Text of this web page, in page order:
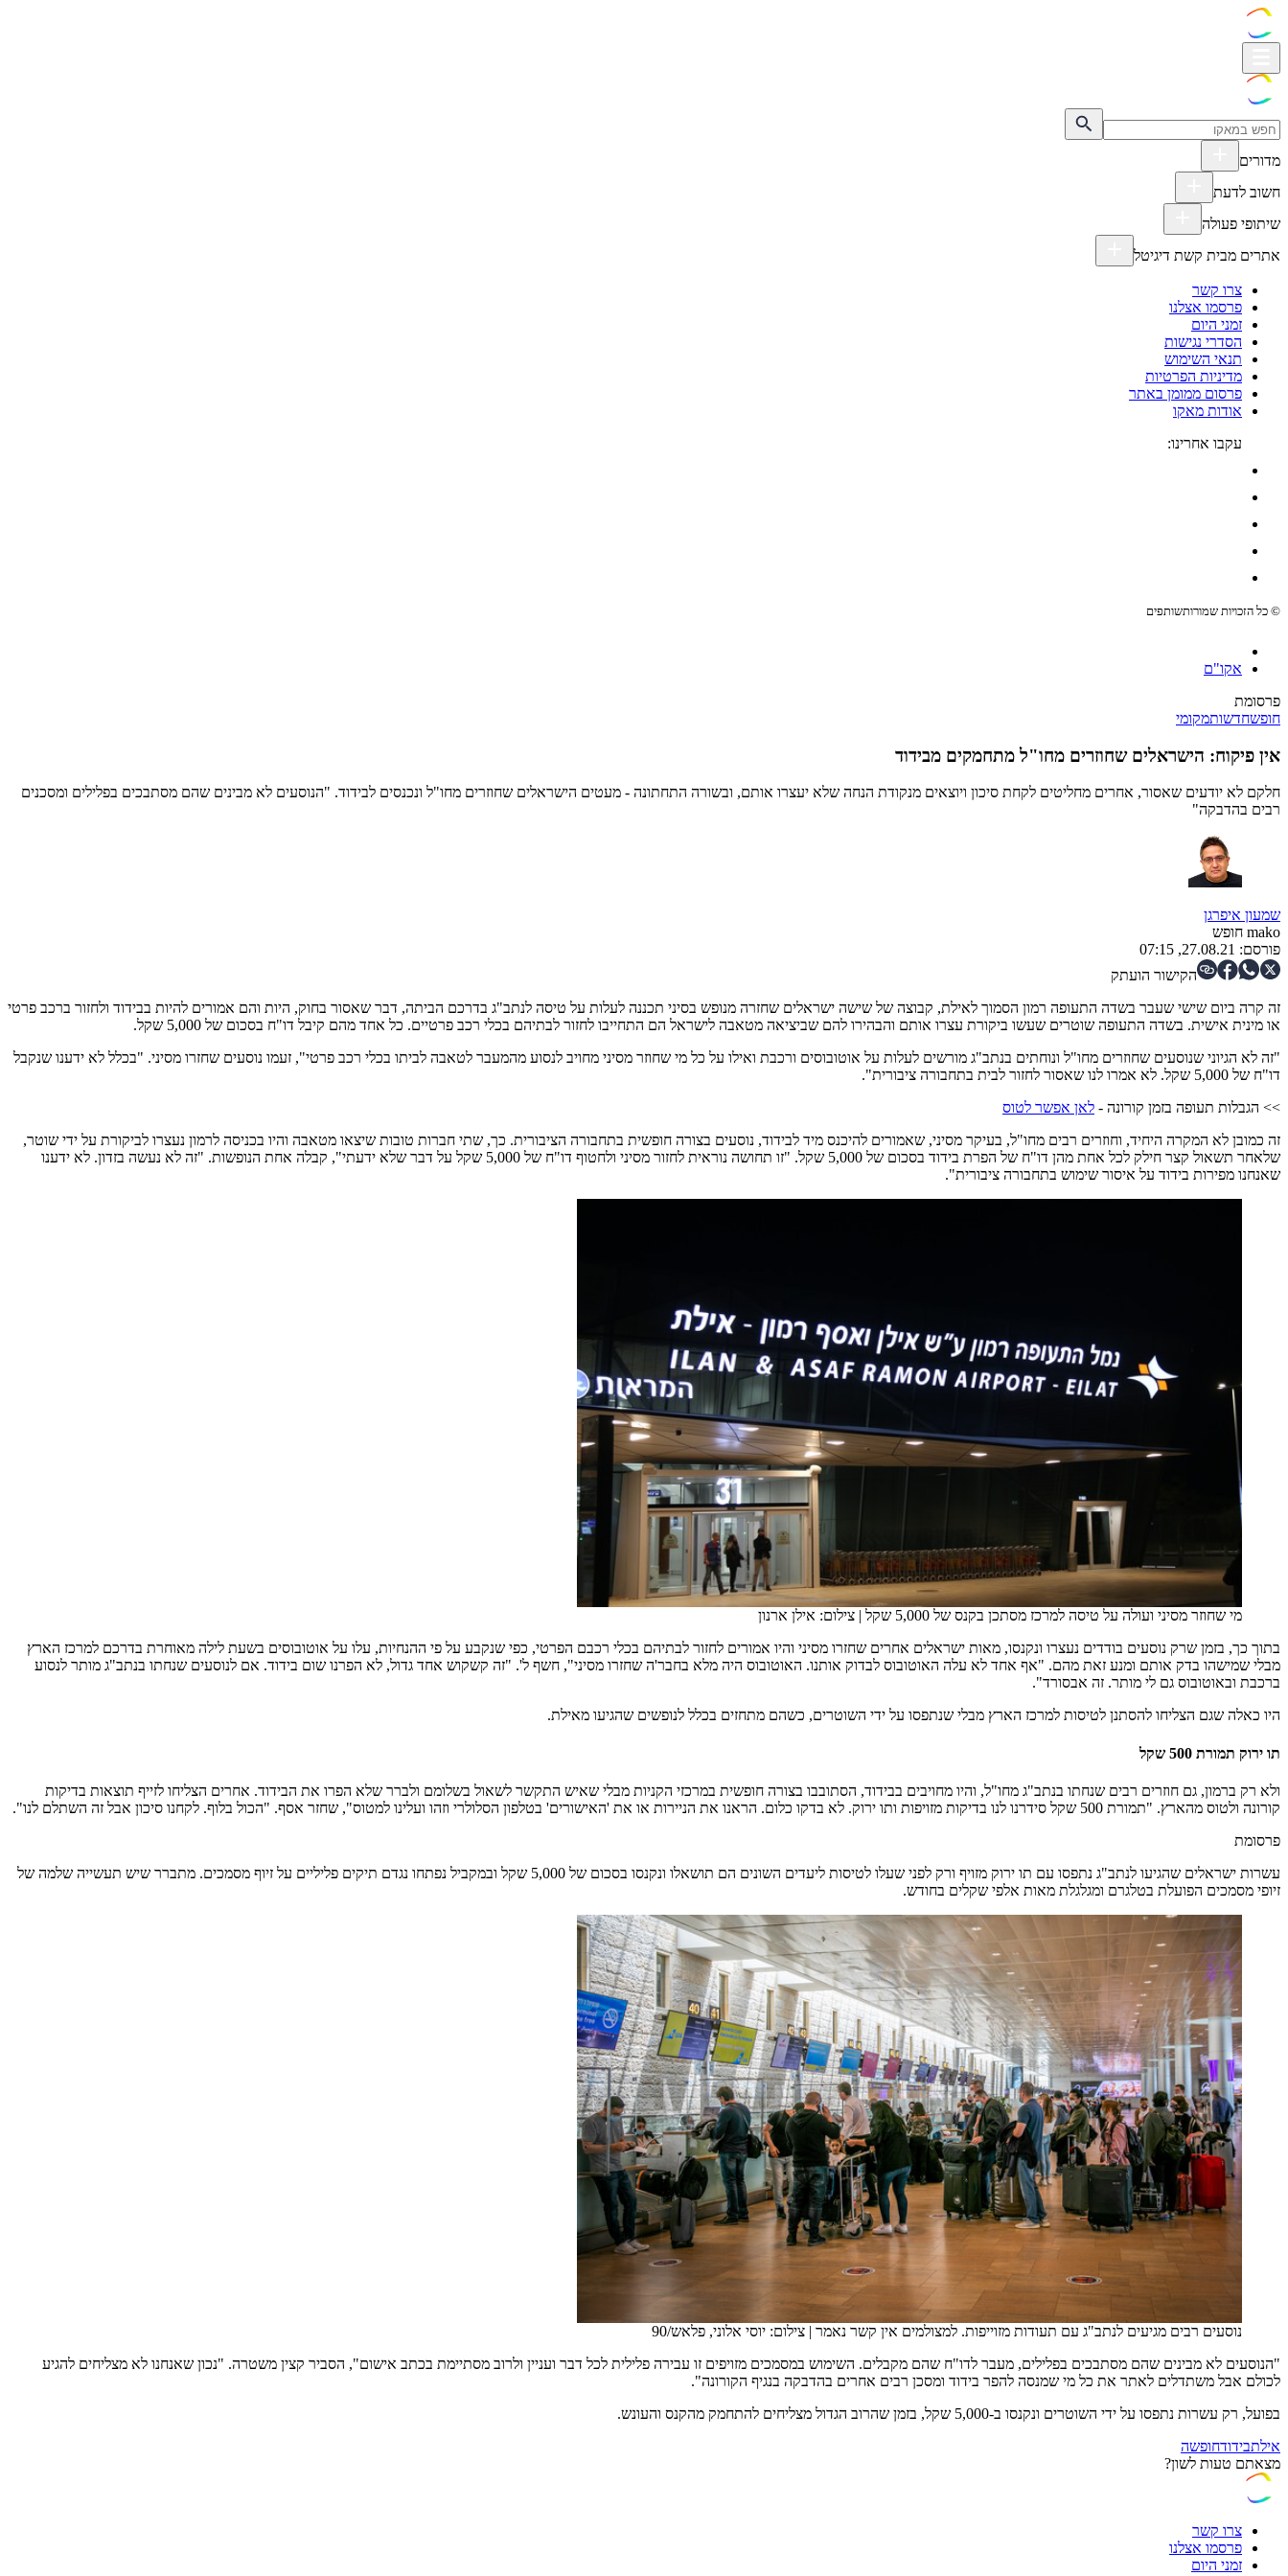
מדורים
חשוב לדעת
שיתופי פעולה
אתרים מבית קשת דיגיטל
צרו קשר
פרסמו אצלנו
זמני היום
הסדרי נגישות
תנאי השימוש
מדיניות הפרטיות
פרסום ממומן באתר
אודות מאקו
עקבו אחרינו:
© כל הזכויות שמורותשותפים
אקו"ם
פרסומת
חופשחדשותמקומי
אין פיקוח: הישראלים שחוזרים מחו"ל מתחמקים מבידוד
חלקם לא יודעים שאסור, אחרים מחליטים לקחת סיכון ויוצאים מנקודת הנחה שלא יעצרו אותם, ובשורה התחתונה - מעטים הישראלים שחוזרים מחו"ל ונכנסים לבידוד. "הנוסעים לא מבינים שהם מסתבכים בפלילים ומסכנים
רבים בהדבקה"
שמעון איפרגן​
mako חופש
פורסם: 27.08.21, 07:15
הקישור הועתק
זה קרה ביום שישי שעבר בשדה התעופה רמון הסמוך לאילת, קבוצה של שישה ישראלים שחזרה מנופש בסיני תכננה לעלות על טיסה לנתב"ג בדרכם הביתה, דבר שאסור בחוק, היות והם אמורים להיות בבידוד ולחזור ברכב פרטי
או מינית אישית. בשדה התעופה שוטרים שעשו ביקורת עצרו אותם והבהירו להם שביציאה מטאבה לישראל הם התחייבו לחזור לבתיהם בכלי רכב פרטיים. כל אחד מהם קיבל דו"ח בסכום של 5,000 שקל.
"זה לא הגיוני שנוסעים שחוזרים מחו"ל ונוחתים בנתב"ג מורשים לעלות על אוטובוסים ורכבת ואילו על כל מי שחוזר מסיני מחויב לנסוע מהמעבר לטאבה לביתו בכלי רכב פרטי", זעמו נוסעים שחזרו מסיני. "בכלל לא ידענו שנקבל
דו"ח של 5,000 שקל. לא אמרו לנו שאסור לחזור לבית בתחבורה ציבורית".
>> הגבלות תעופה בזמן קורונה - לאן אפשר לטוס
זה כמובן לא המקרה היחיד, וחוזרים רבים מחו"ל, בעיקר מסיני, שאמורים להיכנס מיד לבידוד, נוסעים בצורה חופשית בתחבורה הציבורית. כך, שתי חברות טובות שיצאו מטאבה והיו בכניסה לרמון נעצרו לביקורת על ידי שוטר,
שלאחר תשאול קצר חילק לכל אחת מהן דו"ח של הפרת בידוד בסכום של 5,000 שקל. "זו תחושה נוראית לחזור מסיני ולחטוף דו"ח של 5,000 שקל על דבר שלא ידעתי", קבלה אחת הנופשות. "זה לא נעשה בזדון. לא ידענו
שאנחנו מפירות בידוד על איסור שימוש בתחבורה ציבורית".
מי שחוזר מסיני ועולה על טיסה למרכז מסתכן בקנס של 5,000 שקל | צילום: אילן ארנון
בתוך כך, בזמן שרק נוסעים בודדים נעצרו ונקנסו, מאות ישראלים אחרים שחזרו מסיני והיו אמורים לחזור לבתיהם בכלי רכבם הפרטי, כפי שנקבע על פי ההנחיות, עלו על אוטובוסים בשעת לילה מאוחרת בדרכם למרכז הארץ
מבלי שמישהו בדק אותם ומנע זאת מהם. "אף אחד לא עלה האוטובוס לבדוק אותנו. האוטובוס היה מלא בחבר'ה שחזרו מסיני", חשף ל'. "זה קשקוש אחד גדול, לא הפרנו שום בידוד. אם לנוסעים שנחתו בנתב"ג מותר לנסוע
ברכבת ובאוטובוס גם לי מותר. זה אבסורד".
היו כאלה שגם הצליחו להסתנן לטיסות למרכז הארץ מבלי שנתפסו על ידי השוטרים, כשהם מתחזים בכלל לנופשים שהגיעו מאילת.
תו ירוק תמורת 500 שקל
ולא רק ברמון, גם חוזרים רבים שנחתו בנתב"ג מחו"ל, והיו מחויבים בבידוד, הסתובבו בצורה חופשית במרכזי הקניות מבלי שאיש התקשר לשאול בשלומם ולברר שלא הפרו את הבידוד. אחרים הצליחו לזייף תוצאות בדיקות
קורונה ולטוס מהארץ. "תמורת 500 שקל סידרנו לנו בדיקות מזויפות ותו ירוק. לא בדקו כלום. הראנו את הניירות או את 'האישורים' בטלפון הסלולרי וזהו ועלינו למטוס", שחזר אסף. "הכול בלוף. לקחנו סיכון אבל זה השתלם לנו".
פרסומת
עשרות ישראלים שהגיעו לנתב"ג נתפסו עם תו ירוק מזויף ורק לפני שעלו לטיסות ליעדים השונים הם תושאלו ונקנסו בסכום של 5,000 שקל ובמקביל נפתחו נגדם תיקים פליליים על זיוף מסמכים. מתברר שיש תעשייה שלמה של
זיופי מסמכים הפועלת בטלגרם ומגלגלת מאות אלפי שקלים בחודש.
נוסעים רבים מגיעים לנתב"ג עם תעודות מזוייפות. למצולמים אין קשר נאמר | צילום: יוסי אלוני, פלאש/90
"הנוסעים לא מבינים שהם מסתבכים בפלילים, מעבר לדו"ח שהם מקבלים. השימוש במסמכים מזויפים זו עבירה פלילית לכל דבר ועניין ולרוב מסתיימת בכתב אישום", הסביר קצין משטרה. "נכון שאנחנו לא מצליחים להגיע
לכולם אבל משתדלים לאתר את כל מי שמנסה להפר בידוד ומסכן רבים אחרים בהדבקה בנגיף הקורונה".
בפועל, רק עשרות נתפסו על ידי השוטרים ונקנסו ב-5,000 שקל, בזמן שהרוב הגדול מצליחים להתחמק מהקנס והעונש.
אילתבידודחופשה
מצאתם טעות לשון?
צרו קשר
פרסמו אצלנו
זמני היום